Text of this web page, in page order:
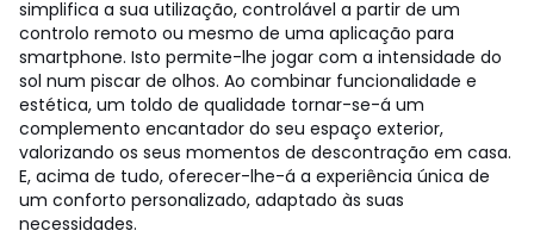
simplifica a sua utilização, controlável a partir de um
controlo remoto ou mesmo de uma aplicação para
smartphone. Isto permite-lhe jogar com a intensidade do
sol num piscar de olhos. Ao combinar funcionalidade e
estética, um toldo de qualidade tornar-se-á um
complemento encantador do seu espaço exterior,
valorizando os seus momentos de descontração em casa.
E, acima de tudo, oferecer-lhe-á a experiência única de
um conforto personalizado, adaptado às suas
necessidades.